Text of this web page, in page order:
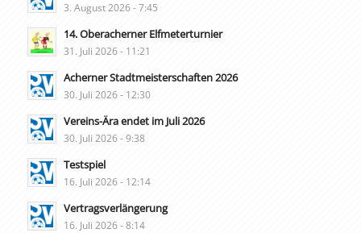
3. August 2026 - 7:45
14. Oberacherner Elfmeterturnier
31. Juli 2026 - 11:21
Acherner Stadtmeisterschaften 2026
30. Juli 2026 - 12:30
Vereins-Ära endet im Juli 2026
30. Juli 2026 - 9:38
Testspiel
16. Juli 2026 - 12:14
Vertragsverlängerung
16. Juli 2026 - 8:14